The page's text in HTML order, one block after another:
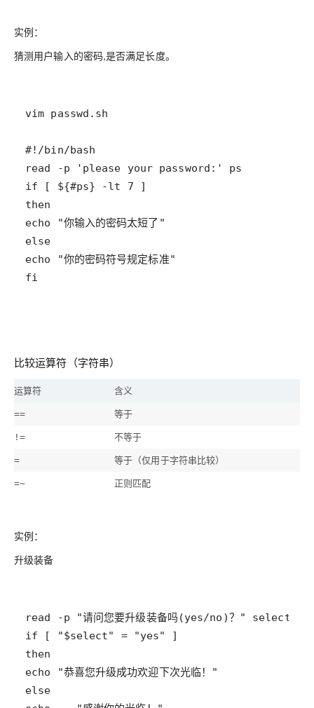
实例：
猜测用户输入的密码,是否满足长度。
fi
比较运算符（字符串）
运算符 含义
== 等于
!= 不等于
= 等于（仅用于字符串比较）
=~ 正则匹配
实例：
升级装备